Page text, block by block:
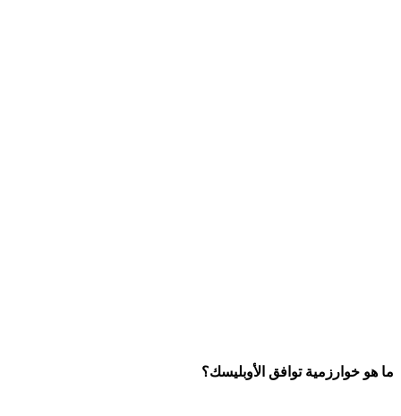
ما هو خوارزمية توافق الأوبليسك؟